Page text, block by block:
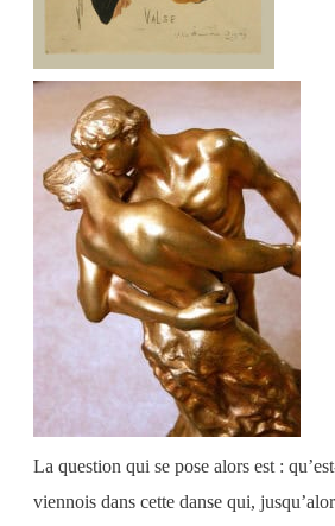
La question qui se pose alors est :
viennois dans cette danse qui,